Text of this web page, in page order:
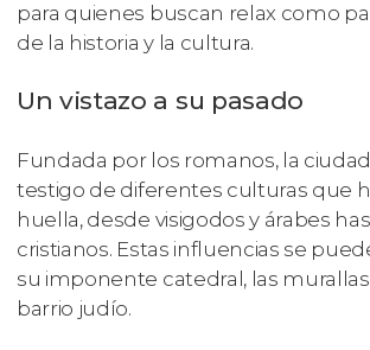
para quienes buscan relax como
de la historia y la cultura.
Un vistazo a su pasado
Fundada por los romanos, la
testigo de diferentes culturas que
huella, desde visigodos y árabes
cristianos. Estas influencias se
su imponente catedral, las
barrio judío.